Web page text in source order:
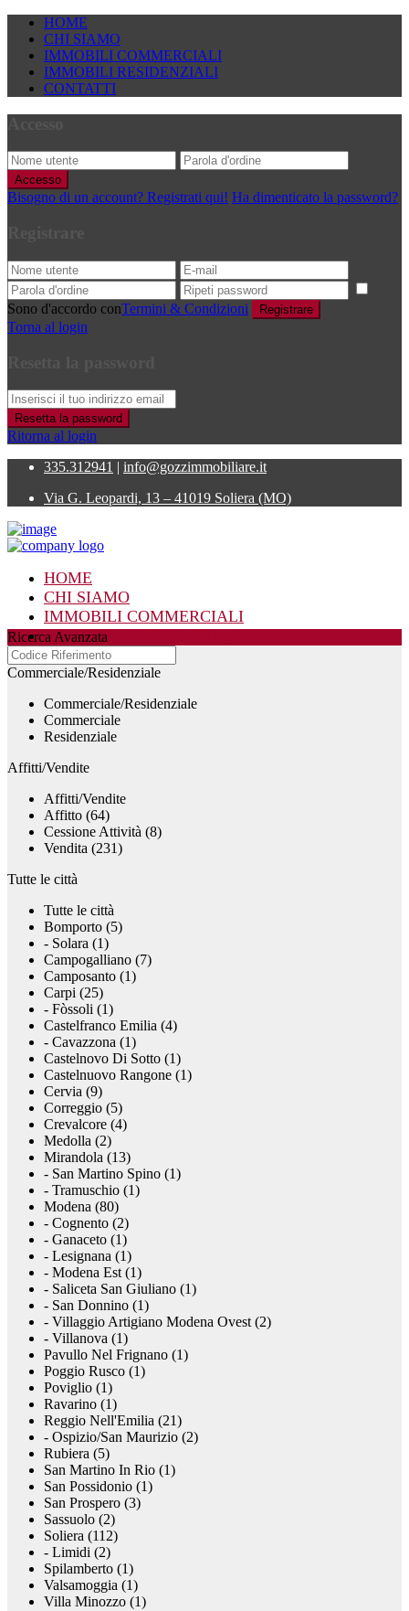
HOME
CHI SIAMO
IMMOBILI COMMERCIALI
IMMOBILI RESIDENZIALI
CONTATTI
Accesso
Bisogno di un account? Registrati qui! Ha dimenticato la password?
Sono d'accordo conTermini & Condizioni Registrare
Torna al login
Resetta la password
Ritorna al login
335.312941 | info@gozzimmobiliare.it
Via G. Leopardi, 13 – 41019 Soliera (MO)
HOME
CHI SIAMO
IMMOBILI COMMERCIALI
IMMOBILI RESIDENZIALI
CONTATTI
Ricerca Avanzata
Commerciale/Residenziale
Commerciale/Residenziale
Commerciale
Residenziale
Affitti/Vendite
Affitti/Vendite
Affitto (64)
Cessione Attività (8)
Vendita (231)
Tutte le città
Tutte le città
Bomporto (5)
- Solara (1)
Campogalliano (7)
Camposanto (1)
Carpi (25)
- Fòssoli (1)
Castelfranco Emilia (4)
- Cavazzona (1)
Castelnovo Di Sotto (1)
Castelnuovo Rangone (1)
Cervia (9)
Correggio (5)
Crevalcore (4)
Medolla (2)
Mirandola (13)
- San Martino Spino (1)
- Tramuschio (1)
Modena (80)
- Cognento (2)
- Ganaceto (1)
- Lesignana (1)
- Modena Est (1)
- Saliceta San Giuliano (1)
- San Donnino (1)
- Villaggio Artigiano Modena Ovest (2)
- Villanova (1)
Pavullo Nel Frignano (1)
Poggio Rusco (1)
Poviglio (1)
Ravarino (1)
Reggio Nell'Emilia (21)
- Ospizio/San Maurizio (2)
Rubiera (5)
San Martino In Rio (1)
San Possidonio (1)
San Prospero (3)
Sassuolo (2)
Soliera (112)
- Limidi (2)
Spilamberto (1)
Valsamoggia (1)
Villa Minozzo (1)